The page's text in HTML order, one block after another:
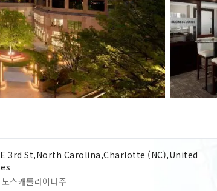
3rd St,North Carolina,Charlotte (NC),United
스캐롤라이나주